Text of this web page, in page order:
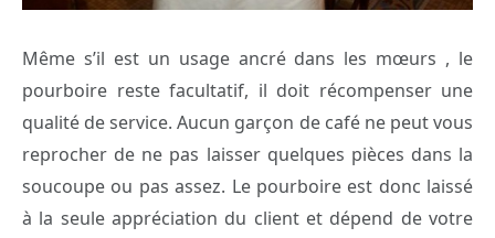
Même s’il est un usage ancré dans les mœurs , le
pourboire reste facultatif, il doit récompenser une
qualité de service. Aucun garçon de café ne peut vous
reprocher de ne pas laisser quelques pièces dans la
soucoupe ou pas assez. Le pourboire est donc laissé
à la seule appréciation du client et dépend de votre